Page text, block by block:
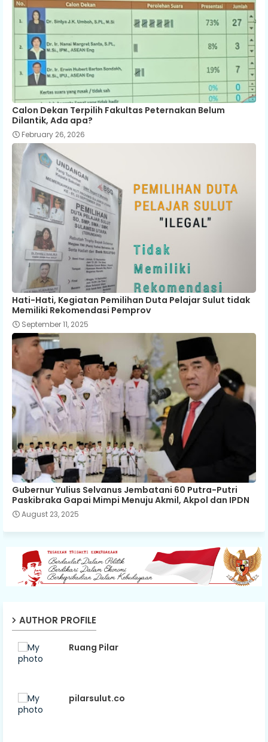
Calon Dekan Terpilih Fakultas Peternakan Belum
Dilantik, Ada apa?
February 26, 2026
Hati-Hati, Kegiatan Pemilihan Duta Pelajar Sulut tidak
Memiliki Rekomendasi Pemprov
September 11, 2025
Gubernur Yulius Selvanus Jembatani 60 Putra-Putri
Paskibraka Gapai Mimpi Menuju Akmil, Akpol dan IPDN
August 23, 2025
AUTHOR PROFILE
Ruang Pilar
pilarsulut.co